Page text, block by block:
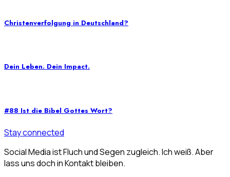
Christenverfolgung in Deutschland?
Dein Leben. Dein Impact.
#88 Ist die Bibel Gottes Wort?
Stay connected
Social Media ist Fluch und Segen zugleich. Ich weiß. Aber
lass uns doch in Kontakt bleiben.